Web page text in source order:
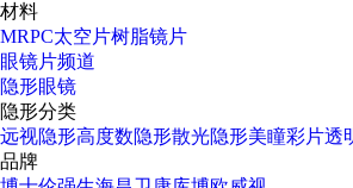
材料
MRPC太空片树脂镜片
眼镜片频道
隐形眼镜
隐形分类
远视隐形高度数隐形散光隐形美瞳彩片透
品牌